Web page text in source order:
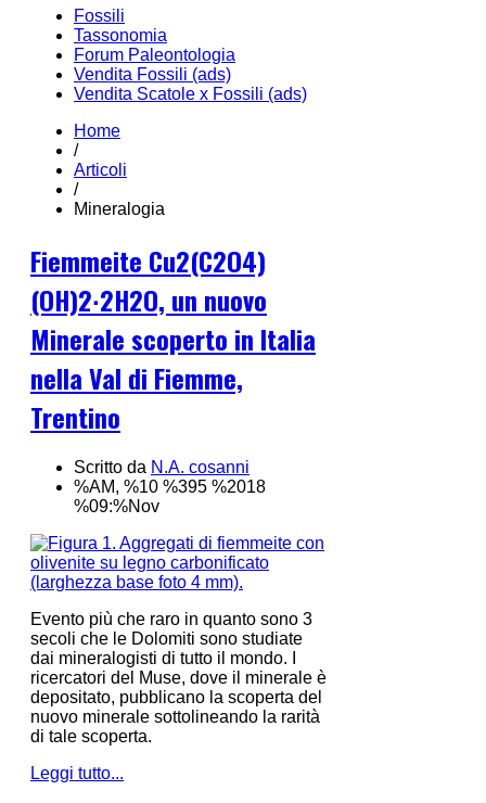
Fossili
Tassonomia
Forum Paleontologia
Vendita Fossili (ads)
Vendita Scatole x Fossili (ads)
Home
/
Articoli
/
Mineralogia
Fiemmeite Cu2(C2O4)
(OH)2∙2H2O, un nuovo
Minerale scoperto in Italia
nella Val di Fiemme,
Trentino
Scritto da N.A. cosanni
%AM, %10 %395 %2018
%09:%Nov
Evento più che raro in quanto sono 3
secoli che le Dolomiti sono studiate
dai mineralogisti di tutto il mondo. I
ricercatori del Muse, dove il minerale è
depositato, pubblicano la scoperta del
nuovo minerale sottolineando la rarità
di tale scoperta.
Leggi tutto...